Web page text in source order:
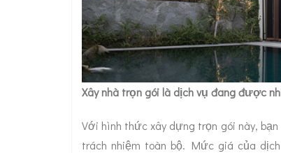
Xây nhà trọn gói là dịch vụ đang được
Với hình thức xây dựng trọn gói này,
trách nhiệm toàn bộ. Mức giá của